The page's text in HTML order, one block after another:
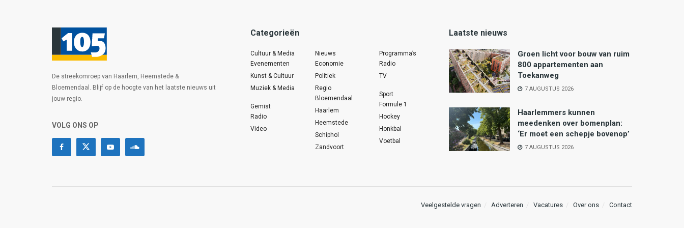
De streekomroep van Haarlem, Heemstede &
Bloemendaal. Blijf op de hoogte van het laatste nieuws uit
jouw regio.
VOLG ONS OP
Categorieën
Cultuur & Media
Evenementen
Kunst & Cultuur
Muziek & Media
Gemist
Radio
Video
Nieuws
Economie
Politiek
Regio
Bloemendaal
Haarlem
Heemstede
Schiphol
Zandvoort
Programma’s
Radio
TV
Sport
Formule 1
Hockey
Honkbal
Voetbal
Laatste nieuws
Groen licht voor bouw van ruim
800 appartementen aan
Toekanweg
7 AUGUSTUS 2026
Haarlemmers kunnen
meedenken over bomenplan:
‘Er moet een schepje bovenop’
7 AUGUSTUS 2026
Veelgestelde vragen Adverteren Vacatures Over ons Contact